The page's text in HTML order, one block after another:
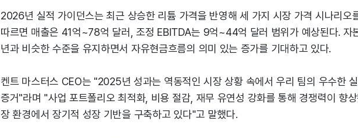
2026년 실적 가이던스는 최근 상승한 리튬 가격을 반영해 세 가지 시장 가격 시나리오
따르면 매출은 41억~78억 달러, 조정 EBITDA는 9억~44억 달러 범위가 예상된다. 자
년과 비슷한 수준을 유지하면서 자유현금흐름의 의미 있는 증가를 기대하고 있다.
켄트 마스터스 CEO는 "2025년 성과는 역동적인 시장 상황 속에서 우리 팀의 우수한
증거"라며 "사업 포트폴리오 최적화, 비용 절감, 재무 유연성 강화를 통해 경쟁력이 향상
장 환경에서 장기적 성장 기반을 구축하고 있다"고 말했다.